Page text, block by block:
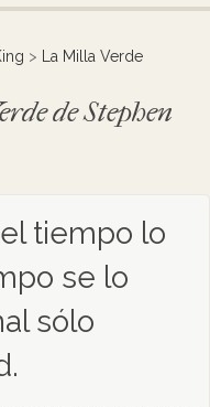
> La Milla Verde
de Stephen
tiempo lo
se lo
sólo